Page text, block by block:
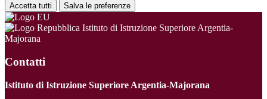
Accetta tutti Salva le preferenze
Istituto di Istruzione Superiore Argentia-
Majorana
Contatti
Istituto di Istruzione Superiore Argentia-Majorana